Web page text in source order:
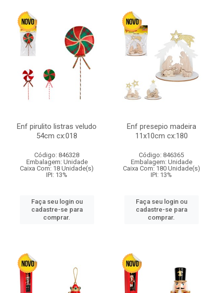
Enf pirulito listras veludo
54cm cx:018
Código: 846328
Embalagem: Unidade
Caixa Com: 18 Unidade(s)
IPI: 13%
Faça seu login ou
cadastre-se para
comprar.
Enf presepio madeira
11x10cm cx:180
Código: 846365
Embalagem: Unidade
Caixa Com: 180 Unidade(s)
IPI: 13%
Faça seu login ou
cadastre-se para
comprar.